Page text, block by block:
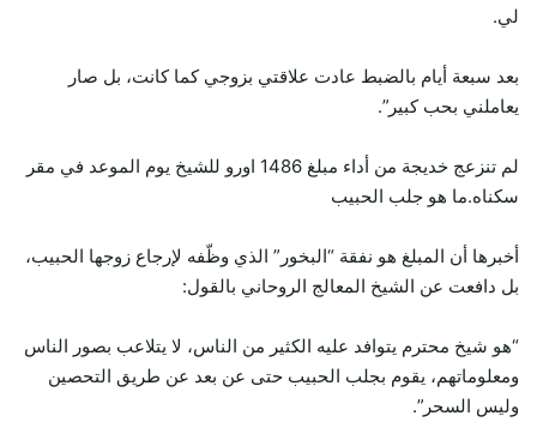
لي.
بعد سبعة أيام بالضبط عادت علاقتي بزوجي كما كانت، بل صار
يعاملني بحب كبير”.
لم تنزعج خديجة من أداء مبلغ 1486 اورو للشيخ يوم الموعد في مقر
سكناه.ما هو جلب الحبيب
أخبرها أن المبلغ هو نفقة “البخور” الذي وظّفه لإرجاع زوجها الحبيب،
بل دافعت عن الشيخ المعالج الروحاني بالقول:
“هو شيخ محترم يتوافد عليه الكثير من الناس، لا يتلاعب بصور الناس
ومعلوماتهم، يقوم بجلب الحبيب حتى عن بعد عن طريق التحصين
وليس السحر”.